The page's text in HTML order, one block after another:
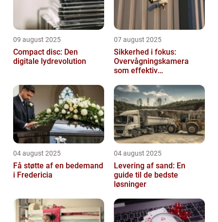
09 august 2025
Compact disc: Den
digitale lydrevolution
07 august 2025
Sikkerhed i fokus:
Overvågningskamera
som effektiv
04 august 2025
Få støtte af en bedemand
i Fredericia
04 august 2025
Levering af sand: En
guide til de bedste
løsninger